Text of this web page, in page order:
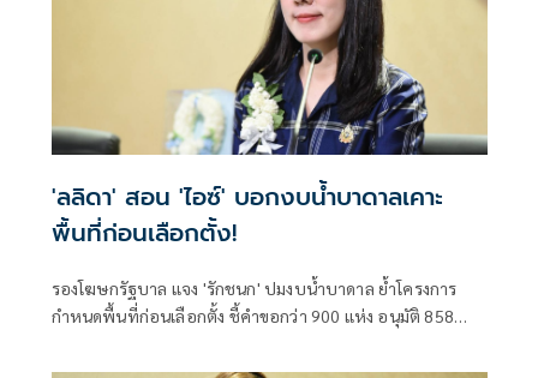
'ลลิดา' สอน 'ไอซ์' บอกงบน้ำบาดาลเคาะ
พื้นที่ก่อนเลือกตั้ง!
รองโฆษกรัฐบาล แจง 'รักชนก' ปมงบน้ำบาดาล ย้ำโครงการ
กำหนดพื้นที่ก่อนเลือกตั้ง ชี้คำขอกว่า 900 แห่ง อนุมัติ 858